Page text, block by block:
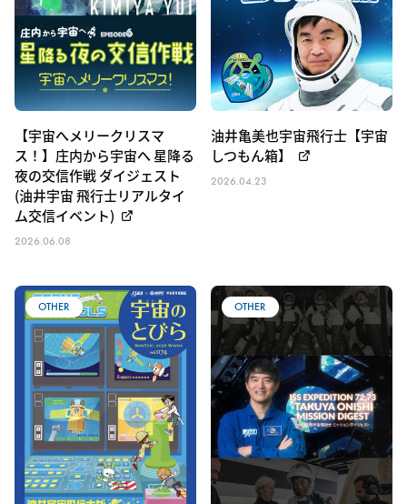
【宇宙へメリークリスマ
ス！】庄内から宇宙へ 星降る
夜の交信作戦 ダイジェスト
(油井宇宙 飛行士リアルタイ
ム交信イベント)
2026.06.08
油井亀美也宇宙飛行士【宇宙
しつもん箱】
2026.04.23
OTHER OTHER